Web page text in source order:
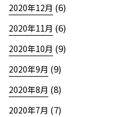
2020年12月 (6)
2020年11月 (6)
2020年10月 (9)
2020年9月 (9)
2020年8月 (8)
2020年7月 (7)